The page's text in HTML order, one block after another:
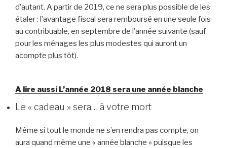
d’autant. A partir de 2019, ce ne sera plus possible de les
étaler : l’avantage fiscal sera remboursé en une seule fois
au contribuable, en septembre de l’année suivante (sauf
pour les ménages les plus modestes qui auront un
acompte plus tôt).
A lire aussi L’année 2018 sera une année blanche
Le « cadeau » sera… à votre mort
Même si tout le monde ne s’en rendra pas compte, on
aura quand même une « année blanche » puisque les